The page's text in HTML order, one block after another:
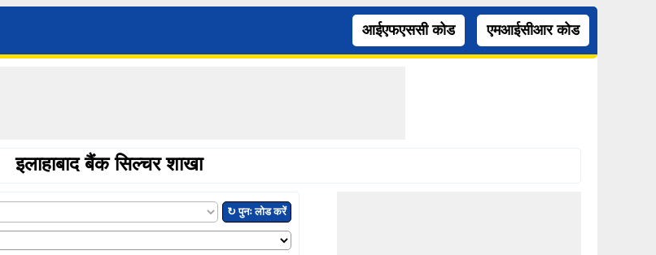
आईएफएससी कोड एमआईसीआर कोड
इलाहाबाद बैंक सिल्चर शाखा
↻ पुनः लोड करें